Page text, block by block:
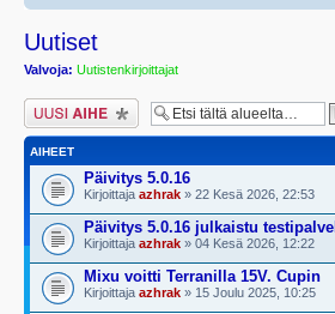
Uutiset
Valvoja: Uutistenkirjoittajat
Lähetä uusi viesti
AIHEET
Päivitys 5.0.16
Kirjoittaja azhrak » 22 Kesä 2026, 22:53
Päivitys 5.0.16 julkaistu
Kirjoittaja azhrak » 04 Kesä 2026, 12:22
Mixu voitti Terranilla 15V. Cupin
Kirjoittaja azhrak » 15 Joulu 2025, 10:25